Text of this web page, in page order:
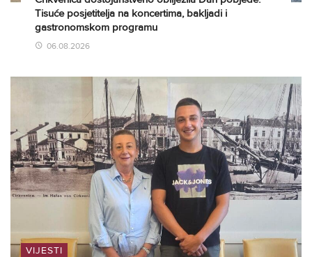
Tisuće posjetitelja na koncertima, bakljadi i
gastronomskom programu
06.08.2026
VIJESTI